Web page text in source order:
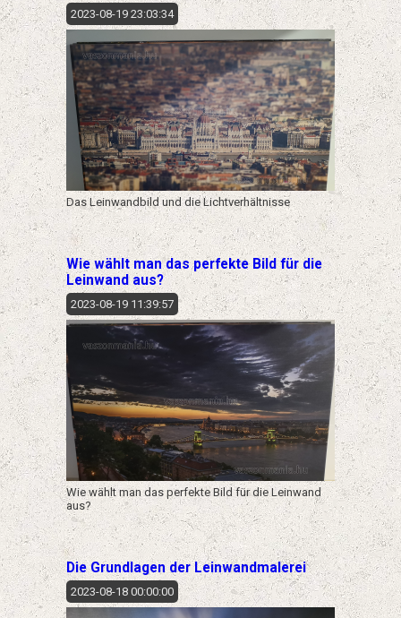
2023-08-19 23:03:34
Das Leinwandbild und die Lichtverhältnisse
Wie wählt man das perfekte Bild für die
Leinwand aus?
2023-08-19 11:39:57
Wie wählt man das perfekte Bild für die Leinwand
aus?
Die Grundlagen der Leinwandmalerei
2023-08-18 00:00:00